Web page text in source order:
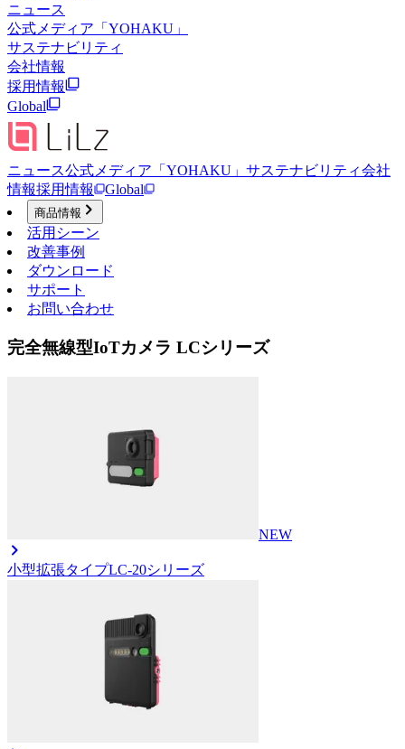
ニュース
公式メディア「YOHAKU」
サステナビリティ
会社情報
採用情報
Global
ニュース公式メディア「YOHAKU」 サステナビリティ会社
情報採用情報 Global
商品情報
活用シーン
改善事例
ダウンロード
サポート
お問い合わせ
完全無線型IoTカメラ LCシリーズ
NEW
小型拡張タイプLC-20シリーズ